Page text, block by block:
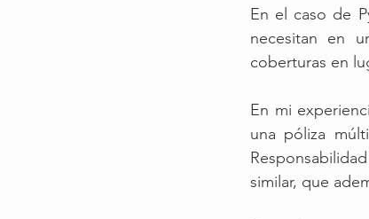
En el caso de
necesitan en
coberturas en
En mi
una póliza
similar, que